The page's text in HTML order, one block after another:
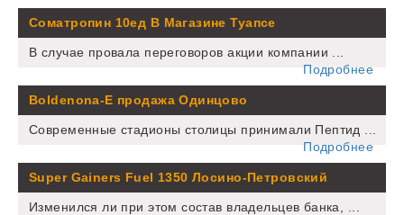
Cоматропин 10ед В Магазине Туапсе
В случае провала переговоров акции компании ...
Подробнее
Boldenona-E продажа Одинцово
Современные стадионы столицы принимали Пептид ...
Подробнее
Super Gainers Fuel 1350 Лосино-Петровский
Изменился ли при этом состав владельцев банка, ...